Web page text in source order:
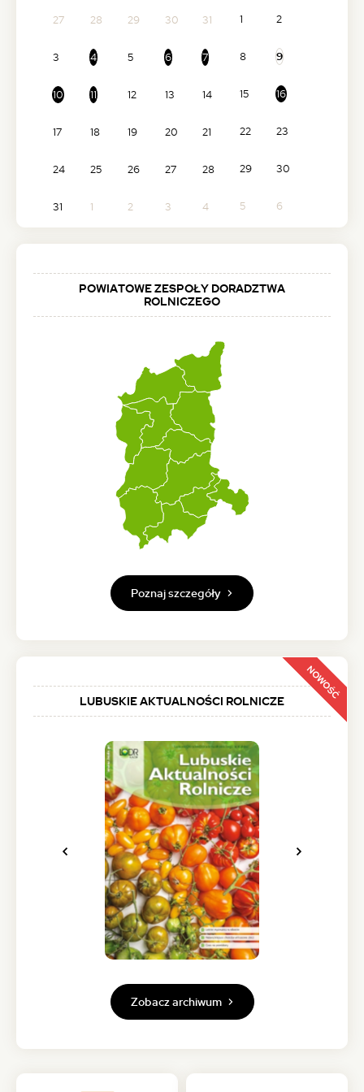
27 28 29 30 31 1 2
3 4 5 6 7 8 9
10 11 12 13 14 15 16
17 18 19 20 21 22 23
24 25 26 27 28 29 30
31 1 2 3 4 5 6
POWIATOWE ZESPOŁY DORADZTWA
ROLNICZEGO
Poznaj szczegóły
LUBUSKIE AKTUALNOŚCI ROLNICZE
Poprzednie
Następne
Zobacz archiwum
NOWOŚĆ